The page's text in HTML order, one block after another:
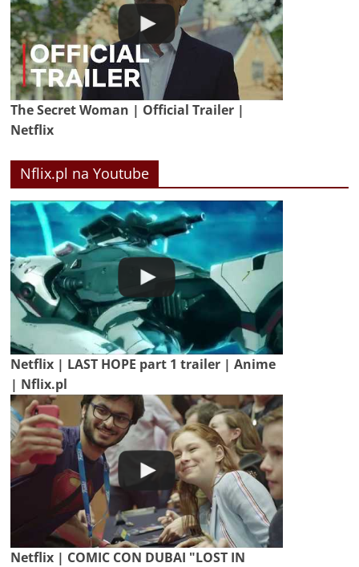
The Secret Woman | Official Trailer |
Netflix
Nflix.pl na Youtube
Netflix | LAST HOPE part 1 trailer | Anime
| Nflix.pl
Netflix | COMIC CON DUBAI "LOST IN